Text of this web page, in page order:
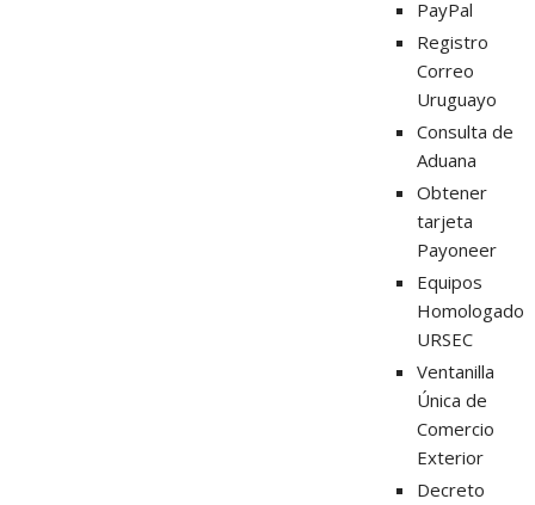
PayPal
Registro
Correo
Uruguayo
Consulta de
Aduana
Obtener
tarjeta
Payoneer
Equipos
Homologados
URSEC
Ventanilla
Única de
Comercio
Exterior
Decreto